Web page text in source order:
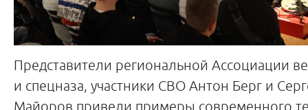
Представители региональной Ассоциации
и спецназа, участники СВО Антон Берг и
Майоров привели примеры современного